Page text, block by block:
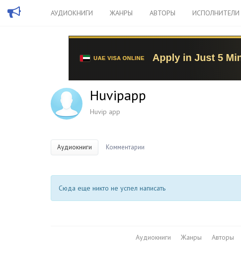
АУДИОКНИГИ ЖАНРЫ АВТОРЫ ИСПОЛНИТЕЛИ
Huvipapp
Huvip app
Аудиокниги Комментарии
Сюда еще никто не успел написать
Аудиокниги Жанры Авторы